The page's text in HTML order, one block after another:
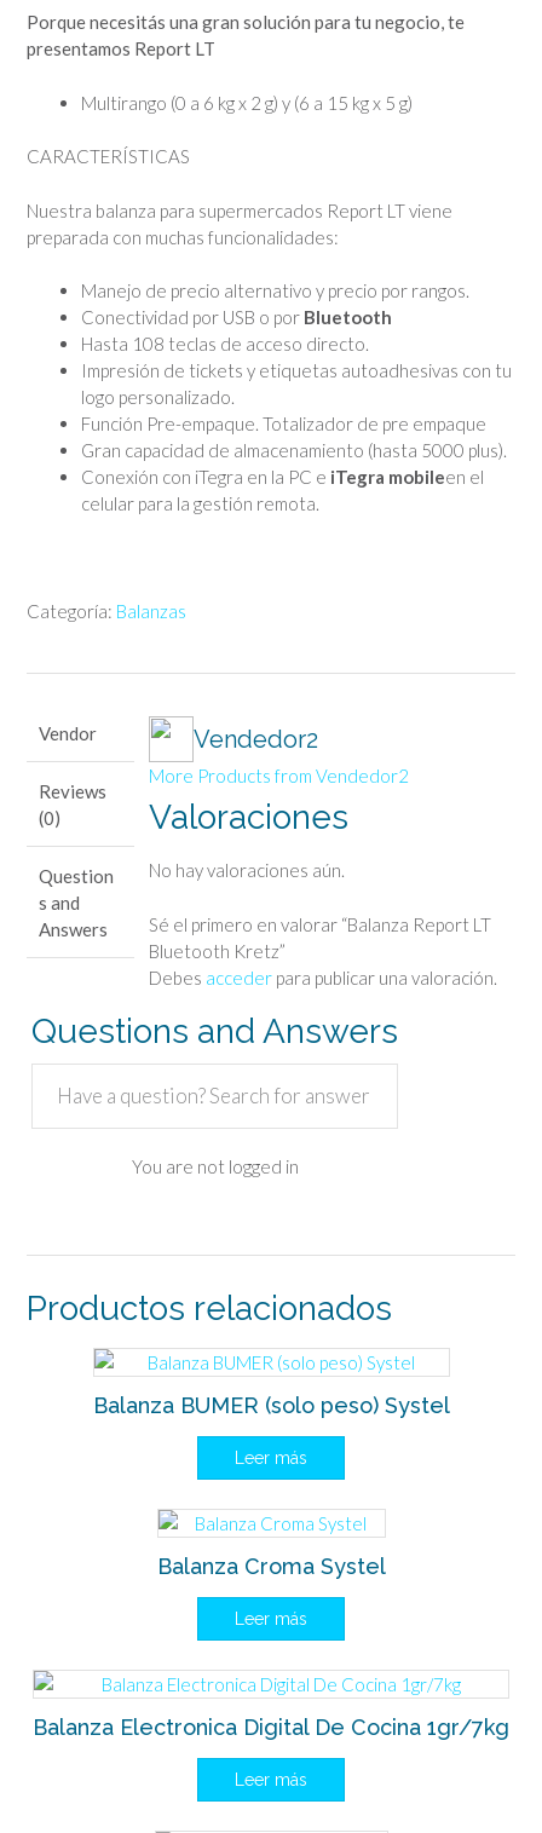
Porque necesitás una gran solución para tu negocio, te
presentamos Report LT
Multirango (0 a 6 kg x 2 g) y (6 a 15 kg x 5 g)
CARACTERÍSTICAS
Nuestra balanza para supermercados Report LT viene
preparada con muchas funcionalidades:
Manejo de precio alternativo y precio por rangos.
Conectividad por USB o por Bluetooth
Hasta 108 teclas de acceso directo.
Impresión de tickets y etiquetas autoadhesivas con tu
logo personalizado.
Función Pre-empaque. Totalizador de pre empaque
Gran capacidad de almacenamiento (hasta 5000 plus).
Conexión con iTegra en la PC e iTegra mobileen el
celular para la gestión remota.
Categoría: Balanzas
Vendor
Reviews
(0)
Question
s and
Answers
Vendedor2
More Products from Vendedor2
Valoraciones
No hay valoraciones aún.
Sé el primero en valorar “Balanza Report LT
Bluetooth Kretz”
Debes accederpara publicar una valoración.
Questions and Answers
You are not logged in
Productos relacionados
Balanza BUMER (solo peso) Systel
Leer más
Balanza Croma Systel
Leer más
Balanza Electronica Digital De Cocina 1gr/7kg
Leer más